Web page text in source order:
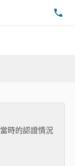
時的認證情況